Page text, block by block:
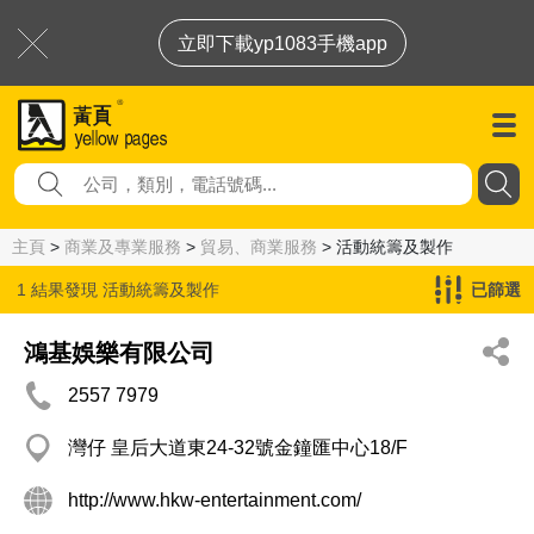
立即下載yp1083手機app
主頁 > 商業及專業服務 > 貿易、商業服務 > 活動統籌及製作
1 結果發現 活動統籌及製作 已篩選
鴻基娛樂有限公司
2557 7979
灣仔 皇后大道東24-32號金鐘匯中心18/F
http://www.hkw-entertainment.com/